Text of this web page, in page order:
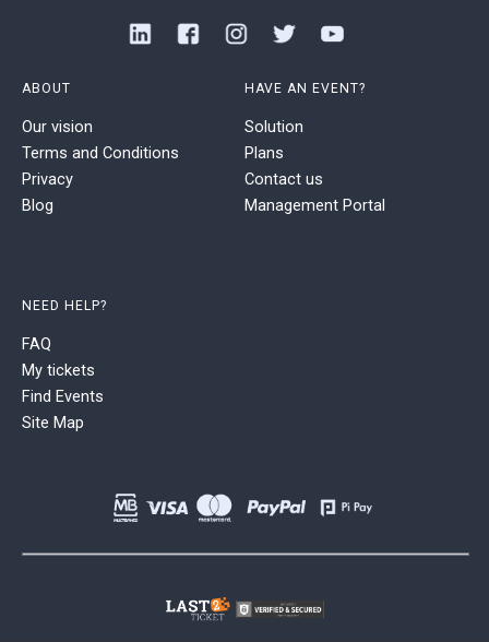
ABOUT
Our vision
Terms and Conditions
Privacy
Blog
HAVE AN EVENT?
Solution
Plans
Contact us
Management Portal
NEED HELP?
FAQ
My tickets
Find Events
Site Map